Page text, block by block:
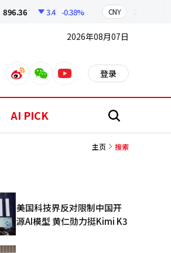
896.36 3.4 -0.38% CNY
2026年08月07日
weiboweixinyoutube 登录
AI PICK 搜
主页 搜索
美国科技界反对限制中国开
源AI模型 黄仁勋力挺Kimi K3